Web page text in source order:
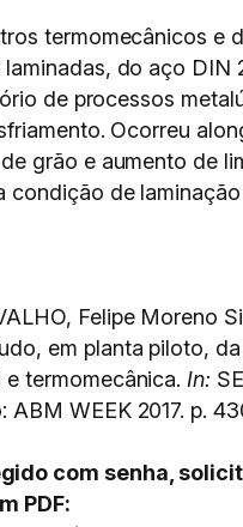
termomecânicos e
laminadas, do aço
de processos
Ocorreu
grão e aumento de
condição de
Felipe Moreno
em planta piloto,
termomecânica. In:
ABM WEEK 2017. p.
com senha,
PDF: